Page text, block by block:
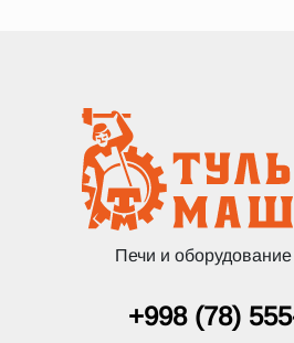
Печи и
+998 (78)